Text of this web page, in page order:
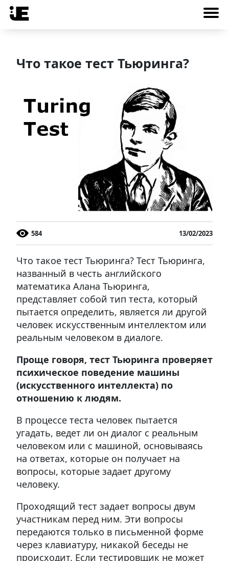
Что такое тест Тьюринга?
584 13/02/2023
Что такое тест Тьюринга? Тест Тьюринга,
названный в честь английского
математика Алана Тьюринга,
представляет собой тип теста, который
пытается определить, является ли другой
человек искусственным интеллектом или
реальным человеком в диалоге.
Проще говоря, тест Тьюринга проверяет
психическое поведение машины
(искусственного интеллекта) по
отношению к людям.
В процессе теста человек пытается
угадать, ведет ли он диалог с реальным
человеком или с машиной, основываясь
на ответах, которые он получает на
вопросы, которые задает другому
человеку.
Проходящий тест задает вопросы двум
участникам перед ним. Эти вопросы
передаются только в письменной форме
через клавиатуру, никакой беседы не
происходит. Если тестировщик не может